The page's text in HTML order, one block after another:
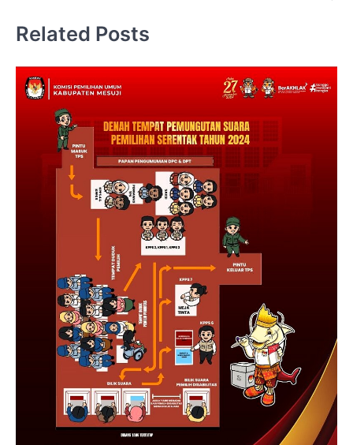
Related Posts